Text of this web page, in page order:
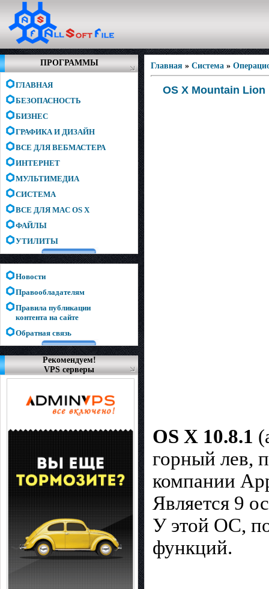
ПРОГРАММЫ
ГЛАВНАЯ
БЕЗОПАСНОСТЬ
БИЗНЕС
ГРАФИКА И ДИЗАЙН
ВСЕ ДЛЯ ВЕБМАСТЕРА
ИНТЕРНЕТ
МУЛЬТИМЕДИА
СИСТЕМА
ВСЕ ДЛЯ MAC OS X
ФАЙЛЫ
УТИЛИТЫ
Новости
Правообладателям
Правила публикации
контента на сайте
Обратная связь
Рекомендуем!
VPS серверы
Главная » Система »
OS X Mountain
OS X 10.8.1
горный лев,
компании
Является 9
У этой ОС,
функций.